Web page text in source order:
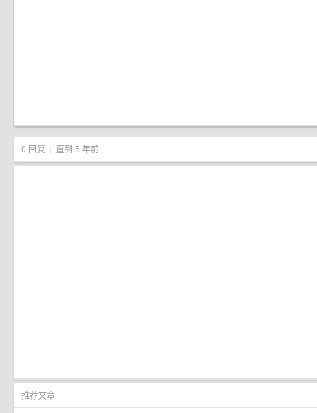
0 回复 | 直到 5 年前
推荐文章